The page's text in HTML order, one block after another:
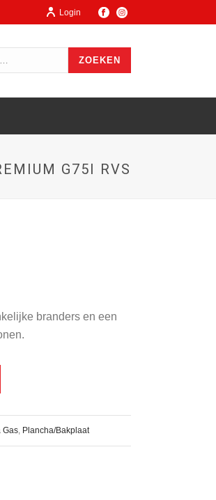
Login
ZOEKEN
G75I RVS
branders en een
Gas, Plancha/Bakplaat